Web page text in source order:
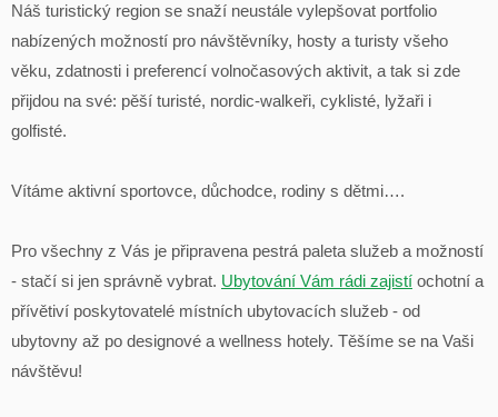
Náš turistický region se snaží neustále vylepšovat portfolio
nabízených možností pro návštěvníky, hosty a turisty všeho
věku, zdatnosti i preferencí volnočasových aktivit, a tak si zde
přijdou na své: pěší turisté, nordic-walkeři, cyklisté, lyžaři i
golfisté.
Vítáme aktivní sportovce, důchodce, rodiny s dětmi….
Pro všechny z Vás je připravena pestrá paleta služeb a možností
- stačí si jen správně vybrat. Ubytování Vám rádi zajistí ochotní a
přívětiví poskytovatelé místních ubytovacích služeb - od
ubytovny až po designové a wellness hotely. Těšíme se na Vaši
návštěvu!